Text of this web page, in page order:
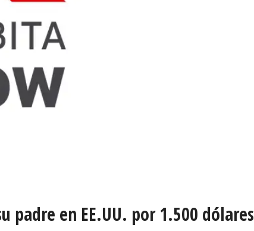
padre en EE.UU. por 1.500 dólares